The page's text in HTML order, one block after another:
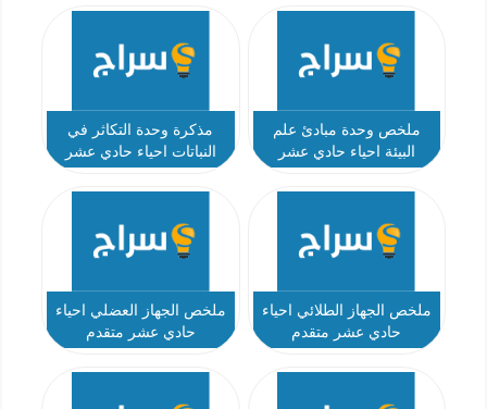
ملخص وحدة مبادئ علم
البيئة احياء حادي عشر
مذكرة وحدة التكاثر في
النباتات احياء حادي عشر
ملخص الجهاز الطلائي احياء
حادي عشر متقدم
ملخص الجهاز العضلي احياء
حادي عشر متقدم